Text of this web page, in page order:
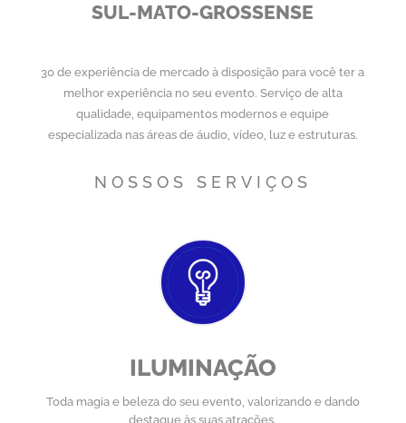
SUL-MATO-GROSSENSE
30 de experiência de mercado à disposição para você ter a
melhor experiência no seu evento. Serviço de alta
qualidade, equipamentos modernos e equipe
especializada nas áreas de áudio, vídeo, luz e estruturas.
NOSSOS SERVIÇOS
ILUMINAÇÃO
Toda magia e beleza do seu evento, valorizando e dando
destaque às suas atrações.